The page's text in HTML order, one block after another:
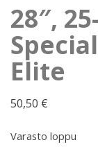
28″,
Elite
50,50 €
Varasto loppu